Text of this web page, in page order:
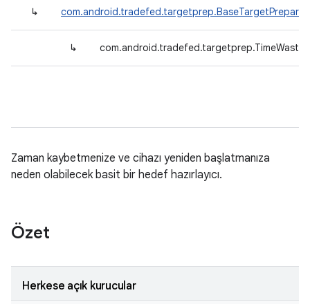
↳ com.android.tradefed.targetprep.BaseTargetPreparer
↳ com.android.tradefed.targetprep.TimeWaster
Zaman kaybetmenize ve cihazı yeniden başlatmanıza
neden olabilecek basit bir hedef hazırlayıcı.
Özet
Herkese açık kurucular